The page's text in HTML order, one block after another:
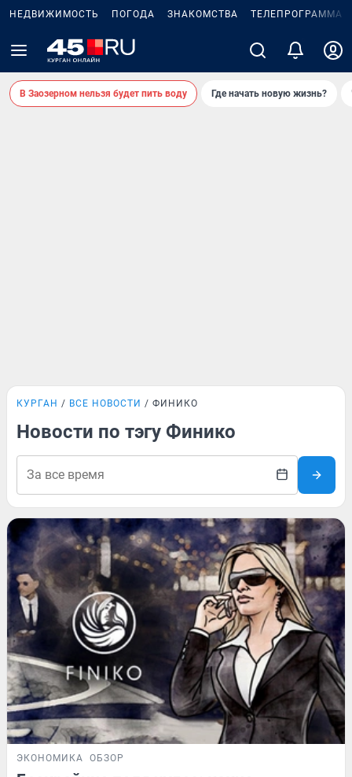
НЕДВИЖИМОСТЬ ПОГОДА ЗНАКОМСТВА ТЕЛЕПРОГРАММА
В Заозерном нельзя будет пить воду Где начать новую жизнь?
КУРГАН ВСЕ НОВОСТИ ФИНИКО
Новости по тэгу Финико
ЭКОНОМИКА ОБЗОР